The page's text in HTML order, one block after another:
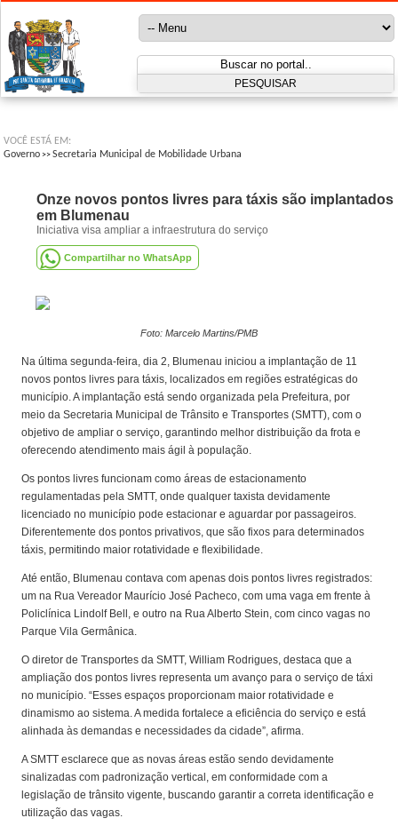
VOCÊ ESTÁ EM:
Governo >>Secretaria Municipal de Mobilidade Urbana
Onze novos pontos livres para táxis são implantados
em Blumenau
Iniciativa visa ampliar a infraestrutura do serviço
Compartilhar no WhatsApp
Foto: Marcelo Martins/PMB
Na última segunda-feira, dia 2, Blumenau iniciou a implantação de 11
novos pontos livres para táxis, localizados em regiões estratégicas do
município. A implantação está sendo organizada pela Prefeitura, por
meio da Secretaria Municipal de Trânsito e Transportes (SMTT), com o
objetivo de ampliar o serviço, garantindo melhor distribuição da frota e
oferecendo atendimento mais ágil à população.
Os pontos livres funcionam como áreas de estacionamento
regulamentadas pela SMTT, onde qualquer taxista devidamente
licenciado no município pode estacionar e aguardar por passageiros.
Diferentemente dos pontos privativos, que são fixos para determinados
táxis, permitindo maior rotatividade e flexibilidade.
Até então, Blumenau contava com apenas dois pontos livres registrados:
um na Rua Vereador Maurício José Pacheco, com uma vaga em frente à
Policlínica Lindolf Bell, e outro na Rua Alberto Stein, com cinco vagas no
Parque Vila Germânica.
O diretor de Transportes da SMTT, William Rodrigues, destaca que a
ampliação dos pontos livres representa um avanço para o serviço de táxi
no município. “Esses espaços proporcionam maior rotatividade e
dinamismo ao sistema. A medida fortalece a eficiência do serviço e está
alinhada às demandas e necessidades da cidade”, afirma.
A SMTT esclarece que as novas áreas estão sendo devidamente
sinalizadas com padronização vertical, em conformidade com a
legislação de trânsito vigente, buscando garantir a correta identificação e
utilização das vagas.